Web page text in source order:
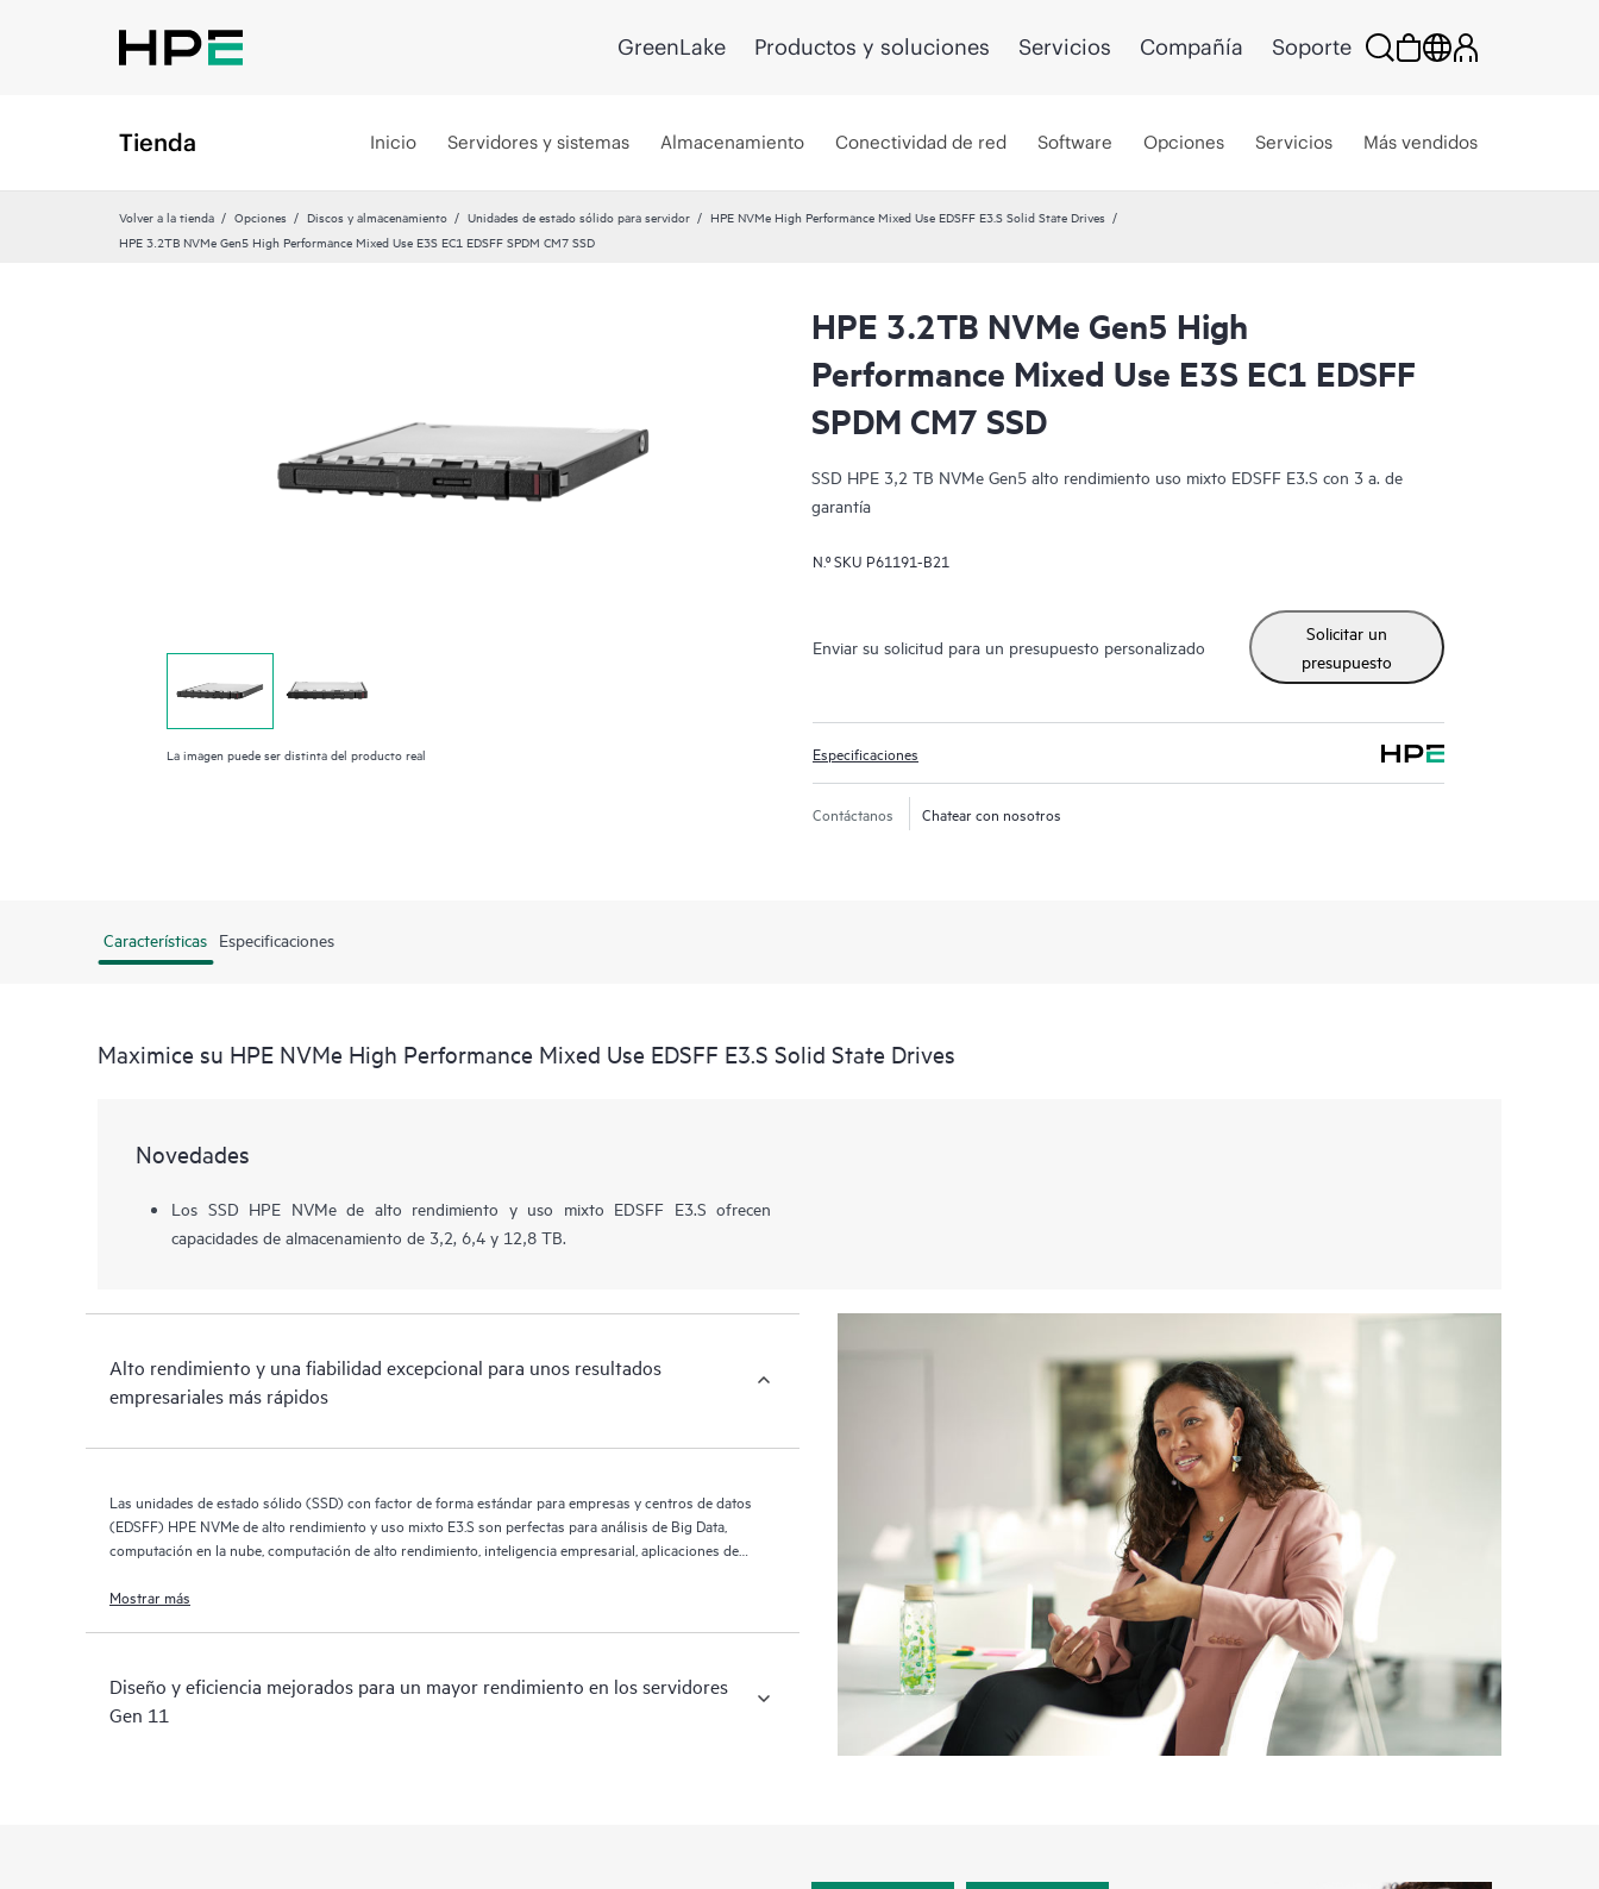
GreenLake Productos y soluciones Servicios Compañía Soporte
Tienda Inicio Servidores y sistemas Almacenamiento Conectividad de red Software Opciones Servicios Más vendidos
Volver a la tienda Opciones Discos y almacenamiento Unidades de estado sólido para servidor
HPE NVMe High Performance Mixed Use EDSFF E3.S Solid State Drives
HPE 3.2TB NVMe Gen5 High Performance Mixed Use E3S EC1 EDSFF SPDM CM7 SSD
La imagen puede ser distinta del producto real
HPE 3.2TB NVMe Gen5 High
Performance Mixed Use E3S EC1 EDSFF
SPDM CM7 SSD
SSD HPE 3,2 TB NVMe Gen5 alto rendimiento uso mixto EDSFF E3.S con 3 a. de
garantía
N.º SKU P61191-B21
Enviar su solicitud para un presupuesto personalizado
Solicitar un
presupuesto
Especificaciones
Contáctanos Chatear con nosotros
Características Especificaciones
Maximice su HPE NVMe High Performance Mixed Use EDSFF E3.S Solid State Drives
Novedades
Los SSD HPE NVMe de alto rendimiento y uso mixto EDSFF E3.S ofrecen
capacidades de almacenamiento de 3,2, 6,4 y 12,8 TB.
Alto rendimiento y una fiabilidad excepcional para unos resultados
empresariales más rápidos
Las unidades de estado sólido (SSD) con factor de forma estándar para empresas y centros de datos
(EDSFF) HPE NVMe de alto rendimiento y uso mixto E3.S son perfectas para análisis de Big Data,
computación en la nube, computación de alto rendimiento, inteligencia empresarial, aplicaciones de
Mostrar más
Diseño y eficiencia mejorados para un mayor rendimiento en los servidores
Gen 11